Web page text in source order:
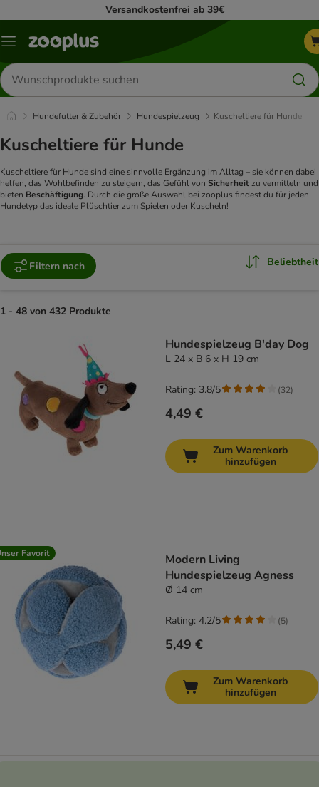
Versandkostenfrei ab 39€
Menü
Produkte
suchen
Hundefutter & Zubehör Hundespielzeug Kuscheltiere für Hunde
Kuscheltiere für Hunde
Kuscheltiere für Hunde sind eine sinnvolle Ergänzung im Alltag – sie können dabei
helfen, das Wohlbefinden zu steigern, das Gefühl von Sicherheitzu vermitteln und
bieten Beschäftigung. Durch die große Auswahl bei zooplus findest du für jeden
Hundetyp das ideale Plüschtier zum Spielen oder Kuscheln!
Filtern nach Beliebtheit
1 - 48 von 432 Produkte
Hundespielzeug B'day Dog
L 24 x B 6 x H 19 cm
4,49 €
Rating: 3.8/5 (32)
Zum Warenkorb
hinzufügen
Favorit
Modern Living
Hundespielzeug Agness
Ø 14 cm
5,49 €
Rating: 4.2/5 (5)
Zum Warenkorb
hinzufügen